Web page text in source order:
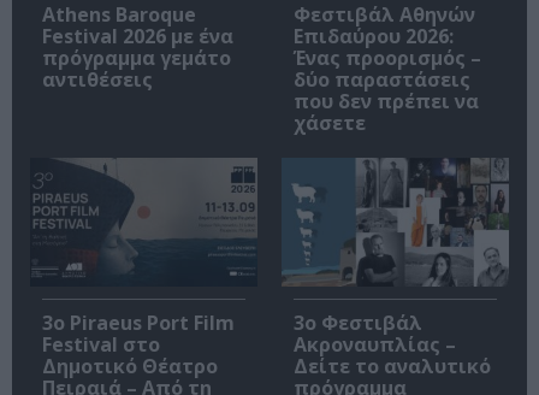
Athens Baroque
Festival 2026 με ένα
πρόγραμμα γεμάτο
αντιθέσεις
Φεστιβάλ Αθηνών
Επιδαύρου 2026:
Ένας προορισμός –
δύο παραστάσεις
που δεν πρέπει να
χάσετε
3o Piraeus Port Film
Festival στο
Δημοτικό Θέατρο
Πειραιά – Από τη
3ο Φεστιβάλ
Ακροναυπλίας –
Δείτε το αναλυτικό
πρόγραμμα